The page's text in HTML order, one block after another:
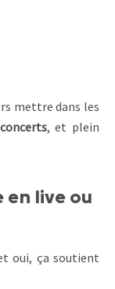
mettre dans les
, et plein
en live ou
oui, ça soutient